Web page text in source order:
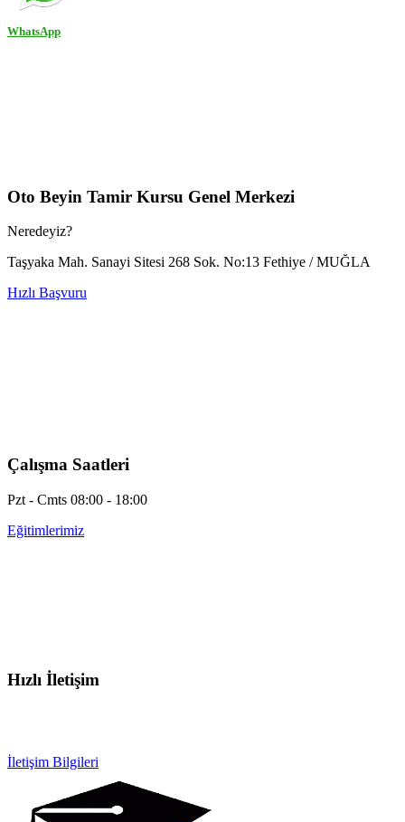
WhatsApp
Oto Beyin Tamir Kursu Genel Merkezi
Neredeyiz?
Taşyaka Mah. Sanayi Sitesi 268 Sok. No:13 Fethiye / MUĞLA
Hızlı Başvuru
Çalışma Saatleri
Pzt - Cmts 08:00 - 18:00
Eğitimlerimiz
Hızlı İletişim
İletişim Bilgileri